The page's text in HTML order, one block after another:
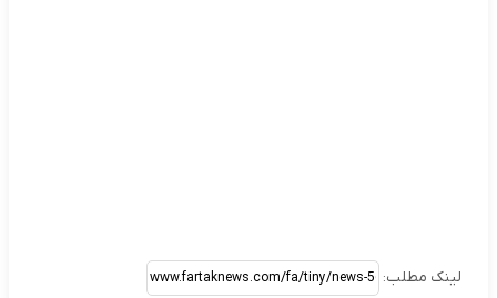
لینک مطلب: